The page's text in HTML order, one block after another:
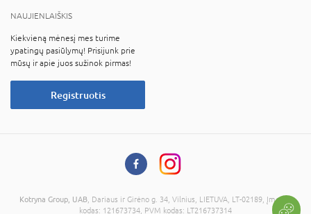
NAUJIENLAIŠKIS
Kiekvieną mėnesį mes turime
ypatingų pasiūlymų! Prisijunk prie
mūsų ir apie juos sužinok pirmas!
Registruotis
Kotryna Group, UAB , Dariaus ir Girėno g. 34, Vilnius, LIETUVA, LT-02189, Įmonės
kodas: 121673734, PVM kodas: LT216737314